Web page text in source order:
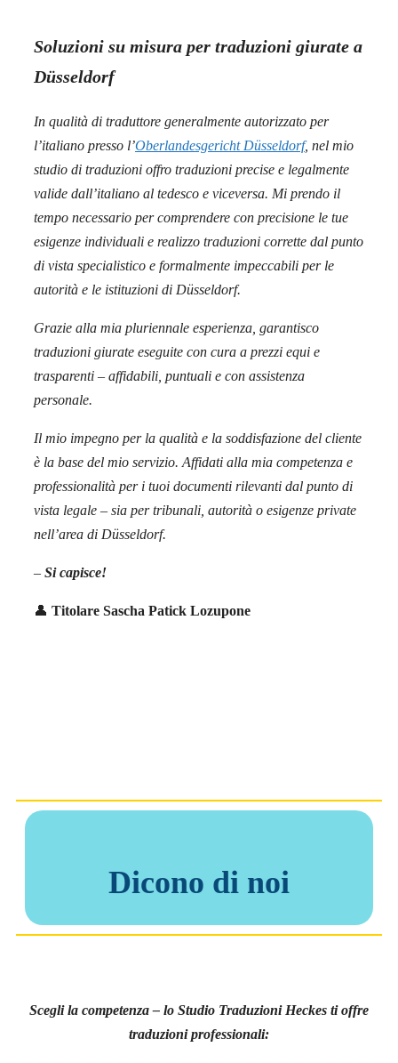
Soluzioni su misura per traduzioni giurate a
Düsseldorf
In qualità di traduttore generalmente autorizzato per
l’italiano presso l’Oberlandesgericht Düsseldorf, nel mio
studio di traduzioni offro traduzioni precise e legalmente
valide dall’italiano al tedesco e viceversa. Mi prendo il
tempo necessario per comprendere con precisione le tue
esigenze individuali e realizzo traduzioni corrette dal punto
di vista specialistico e formalmente impeccabili per le
autorità e le istituzioni di Düsseldorf.
Grazie alla mia pluriennale esperienza, garantisco
traduzioni giurate eseguite con cura a prezzi equi e
trasparenti – affidabili, puntuali e con assistenza
personale.
Il mio impegno per la qualità e la soddisfazione del cliente
è la base del mio servizio. Affidati alla mia competenza e
professionalità per i tuoi documenti rilevanti dal punto di
vista legale – sia per tribunali, autorità o esigenze private
nell’area di Düsseldorf.
– Si capisce!
👤 Titolare Sascha Patick Lozupone
Dicono di noi
Scegli la competenza – lo Studio Traduzioni Heckes ti offre
traduzioni professionali: